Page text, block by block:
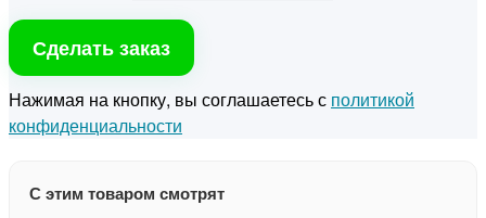
Сделать заказ
Нажимая на кнопку, вы соглашаетесь с политикой
конфиденциальности
С этим товаром смотрят